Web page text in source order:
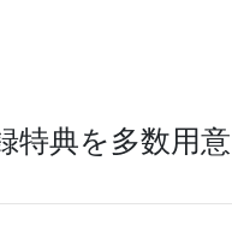
特典を多数用